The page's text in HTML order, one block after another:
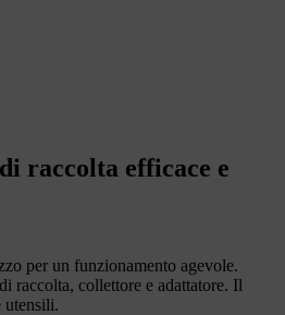
raccolta efficace e
per un funzionamento agevole.
raccolta, collettore e adattatore. Il
utensili.